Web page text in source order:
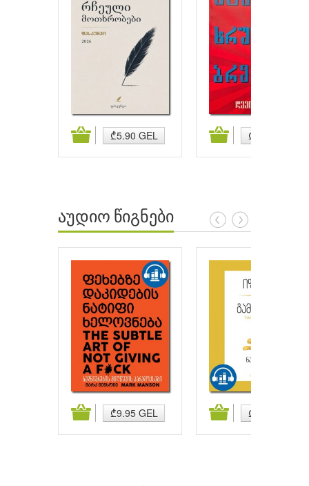
₾5.90 GEL ₾5.90 GEL
კალათაში დამატება კალათაში დამატება
აუდიო წიგნები
₾9.95 GEL ₾9.95 GEL
კალათაში დამატება კალათაში დამატება